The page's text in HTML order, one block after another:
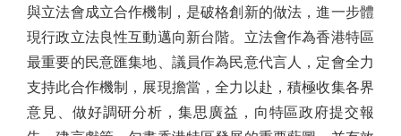
與立法會成立合作機制，是破格創新的做法，進一步體
現行政立法良性互動邁向新台階。立法會作為香港特區
最重要的民意匯集地、議員作為民意代言人，定會全力
支持此合作機制，展現擔當，全力以赴，積極收集各界
意見、做好調研分析，集思廣益，向特區政府提交報